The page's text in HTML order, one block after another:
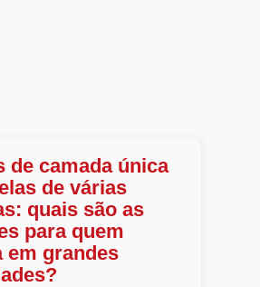
de camada única
de várias
quais são as
para quem
em grandes